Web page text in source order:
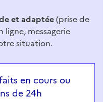
et adaptée(prise de
ligne, messagerie
situation.
et les réponses
en cours ou
de 24h